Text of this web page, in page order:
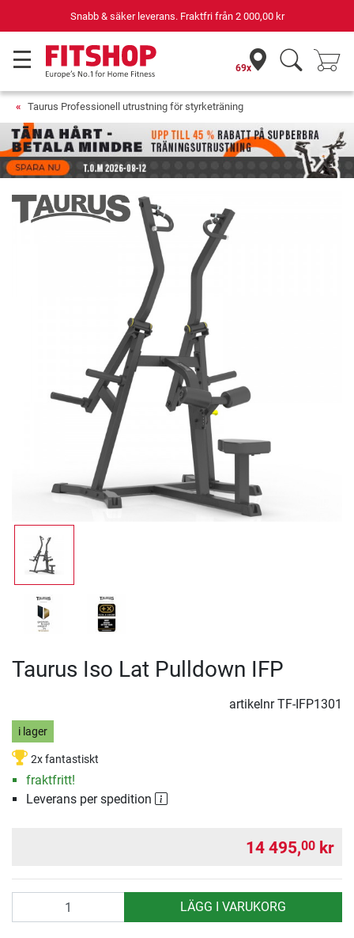
& säker leverans. Fraktfri från2 000,00 kr
69x
Taurus Professionell utrustning för styrketräning
Taurus Iso Lat Pulldown IFP
artikelnrTF-IFP1301
i lager
2x fantastiskt
fraktfritt!
Leverans per spedition
14 495,00 kr
LÄGG I VARUKORG